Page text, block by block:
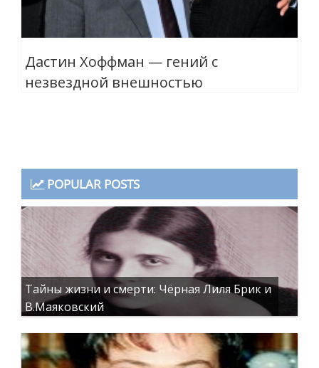
Дастин Хоффман — гений с
незвездной внешностью
POPULAR POSTS
Тайны жизни и смерти: Чёрная Лиля Брик и
В.Маяковский